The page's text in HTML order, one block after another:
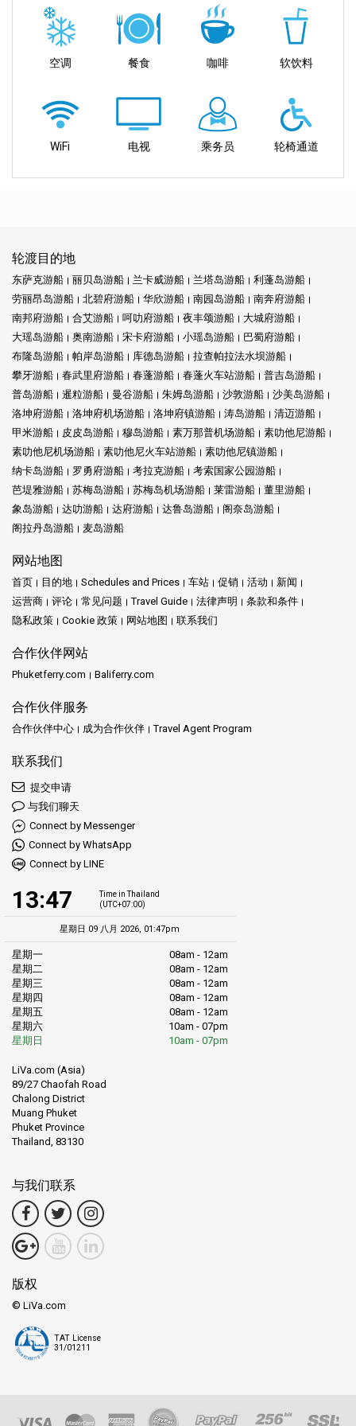
空调 餐食 咖啡 软饮料
WiFi 电视 乘务员 轮椅通道
轮渡目的地
东萨克游船 丽贝岛游船 兰卡威游船 兰塔岛游船
利蓬岛游船
劳丽昂岛游船
北碧府游船 华欣游船 南园岛游船
南奔府游船
南邦府游船
合艾游船 呵叻府游船 夜丰颂游船
大城府游船
大瑶岛游船
奥南游船 宋卡府游船 小瑶岛游船
巴蜀府游船
布隆岛游船
帕岸岛游船 库德岛游船
拉查帕拉法水坝游船
攀牙游船
春武里府游船 春蓬游船 春蓬火车站游船
普吉岛游船
普岛游船
暹粒游船 曼谷游船 朱姆岛游船 沙敦游船
沙美岛游船
洛坤府游船
洛坤府机场游船 洛坤府镇游船 涛岛游船
清迈游船
甲米游船
皮皮岛游船 穆岛游船 素万那普机场游船
素叻他尼游船
素叻他尼机场游船
素叻他尼火车站游船
素叻他尼镇游船
纳卡岛游船
罗勇府游船 考拉克游船
考索国家公园游船
芭堤雅游船
苏梅岛游船 苏梅岛机场游船 莱雷游船
董里游船
象岛游船
达叻游船 达府游船 达鲁岛游船
阁奈岛游船
阁拉丹岛游船
麦岛游船
网站地图
首页 目的地 Schedules and Prices 车站 促销 活动
新闻
运营商
评论 常见问题 Travel Guide 法律声明
条款和条件
隐私政策
Cookie 政策 网站地图 联系我们
合作伙伴网站
Phuketferry.com Baliferry.com
合作伙伴服务
合作伙伴中心 成为合作伙伴 Travel Agent Program
联系我们
提交申请
与我们聊天
Connect by Messenger
Connect by WhatsApp
Connect by LINE
13:47
Time in Thailand
(UTC+07:00)
星期日 09 八月 2026, 01:47pm
星期一
08am - 12am
星期二
08am - 12am
星期三
08am - 12am
星期四
08am - 12am
星期五
08am - 12am
星期六
10am - 07pm
星期日
10am - 07pm
LiVa.com (Asia)
89/27 Chaofah Road
Chalong District
Muang Phuket
Phuket Province
Thailand, 83130
与我们联系
版权
© LiVa.com
TAT License
31/01211